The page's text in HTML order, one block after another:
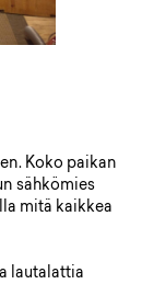
Koko paikan
sähkömies
mitä kaikkea
lautalattia